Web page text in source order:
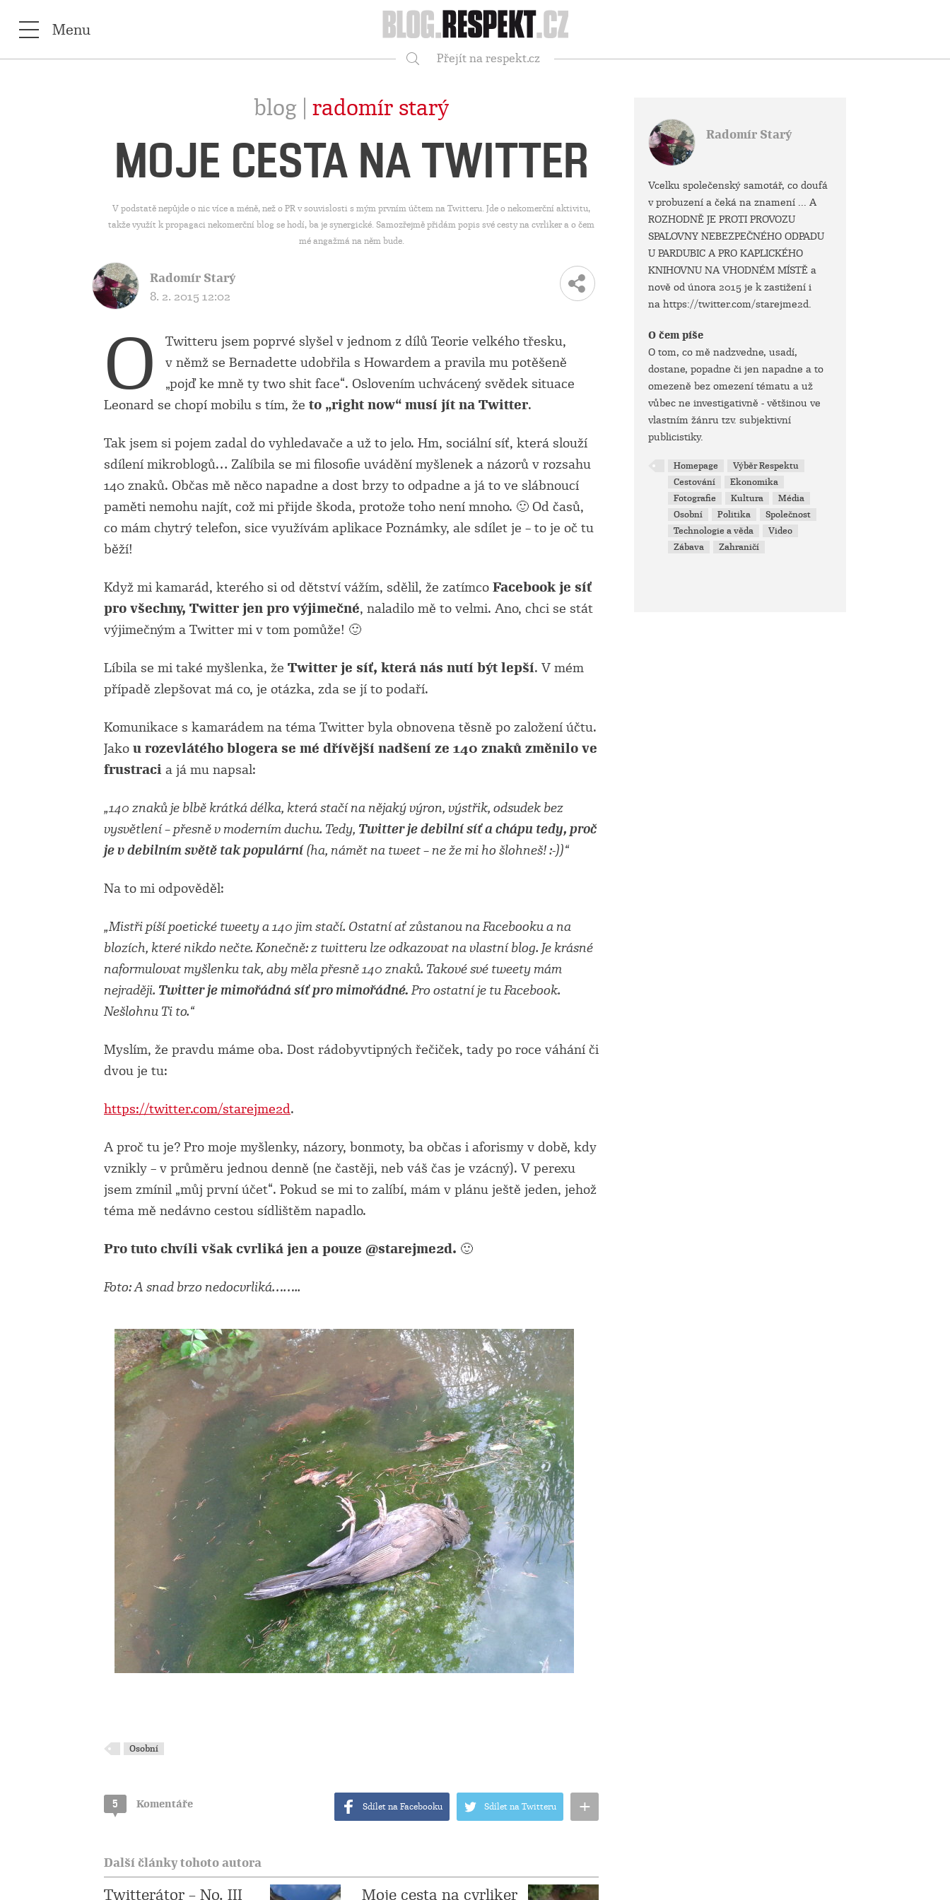
Respekt
Menu
Přejít na respekt.cz
blog | radomír starý
MOJE CESTA NA TWITTER
V podstatě nepůjde o nic více a méně, než o PR v souvislosti s mým prvním účtem na Twitteru. Jde o nekomerční aktivitu,
takže využít k propagaci nekomerční blog se hodí, ba je synergické. Samozřejmě přidám popis své cesty na cvrliker a o čem
mé angažmá na něm bude.
Radomír Starý
8. 2. 2015 12:02
O
Twitteru jsem poprvé slyšel v jednom z dílů Teorie velkého třesku,
v němž se Bernadette udobřila s Howardem a pravila mu potěšeně
„pojď ke mně ty two shit face“. Oslovením uchvácený svědek situace
Leonard se chopí mobilu s tím, že to „right now“ musí jít na Twitter.
Tak jsem si pojem zadal do vyhledavače a už to jelo. Hm, sociální síť, která slouží
sdílení mikroblogů… Zalíbila se mi filosofie uvádění myšlenek a názorů v rozsahu
140 znaků. Občas mě něco napadne a dost brzy to odpadne a já to ve slábnoucí
paměti nemohu najít, což mi přijde škoda, protože toho není mnoho. 🙂 Od časů,
co mám chytrý telefon, sice využívám aplikace Poznámky, ale sdílet je – to je oč tu
běží!
Když mi kamarád, kterého si od dětství vážím, sdělil, že zatímco Facebook je síť
pro všechny, Twitter jen pro výjimečné, naladilo mě to velmi. Ano, chci se stát
výjimečným a Twitter mi v tom pomůže! 🙂
Líbila se mi také myšlenka, že Twitter je síť, která nás nutí být lepší. V mém
případě zlepšovat má co, je otázka, zda se jí to podaří.
Komunikace s kamarádem na téma Twitter byla obnovena těsně po založení účtu.
Jako u rozevlátého blogera se mé dřívější nadšení ze 140 znaků změnilo ve
frustraci a já mu napsal:
„140 znaků je blbě krátká délka, která stačí na nějaký výron, výstřik, odsudek bez
vysvětlení – přesně v moderním duchu. Tedy, Twitter je debilní síť a chápu tedy, proč
je v debilním světě tak populární(ha, námět na tweet – ne že mi ho šlohneš! :-))“
Na to mi odpověděl:
„Mistři píší poetické tweety a 140 jim stačí. Ostatní ať zůstanou na Facebooku a na
blozích, které nikdo nečte. Konečně: z twitteru lze odkazovat na vlastní blog. Je krásné
naformulovat myšlenku tak, aby měla přesně 140 znaků. Takové své tweety mám
nejraději. Twitter je mimořádná síť pro mimořádné.Pro ostatní je tu Facebook.
Nešlohnu Ti to.“
Myslím, že pravdu máme oba. Dost rádobyvtipných řečiček, tady po roce váhání či
dvou je tu:
https://twitter.com/starejme2d.
A proč tu je? Pro moje myšlenky, názory, bonmoty, ba občas i aforismy v době, kdy
vznikly – v průměru jednou denně (ne častěji, neb váš čas je vzácný). V perexu
jsem zmínil „můj první účet“. Pokud se mi to zalíbí, mám v plánu ještě jeden, jehož
téma mě nedávno cestou sídlištěm napadlo.
Pro tuto chvíli však cvrliká jen a pouze @starejme2d. 🙂
Foto: A snad brzo nedocvrliká……..
Osobní
5 Komentáře +
Sdílet na Twitteru
Sdílet na Facebooku
Další články tohoto autora
Twitterátor – No. III Moje cesta na cvrliker
Radomír Starý
Vcelku společenský samotář, co doufá
v probuzení a čeká na znamení ... A
ROZHODNĚ JE PROTI PROVOZU
SPALOVNY NEBEZPEČNÉHO ODPADU
U PARDUBIC A PRO KAPLICKÉHO
KNIHOVNU NA VHODNÉM MÍSTĚ a
nově od února 2015 je k zastižení i
na https://twitter.com/starejme2d.
O čem píše
O tom, co mě nadzvedne, usadí,
dostane, popadne či jen napadne a to
omezeně bez omezení tématu a už
vůbec ne investigativně - většinou ve
vlastním žánru tzv. subjektivní
publicistiky.
Homepage
Výběr Respektu
Cestování
Ekonomika
Fotografie
Kultura
Média
Osobní
Politika
Společnost
Technologie a věda
Video
Zábava
Zahraničí